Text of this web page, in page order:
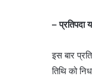
– प्रतिपदा
इस बार
तिथि को